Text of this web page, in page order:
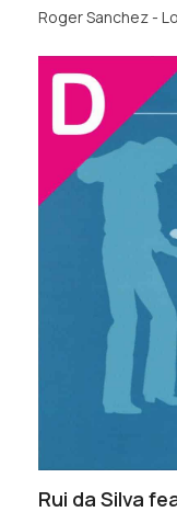
Roger Sanchez -
Rui da Silva